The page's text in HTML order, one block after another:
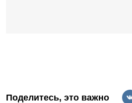
Поделитесь, это важно